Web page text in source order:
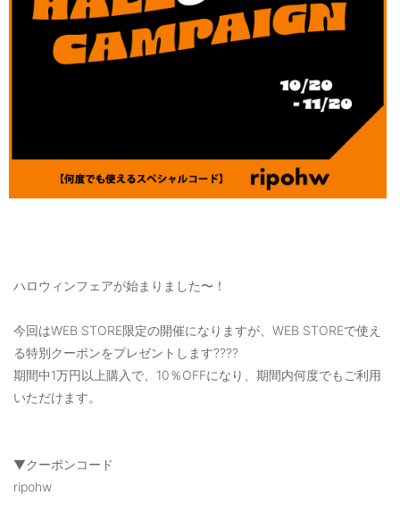
ご利用ガイド
特定商取引法に基づく表記
ハロウィンフェアが始まりました〜！
今回はWEB STORE限定の開催になりますが、WEB STOREで使え
る特別クーポンをプレゼントします????
期間中1万円以上購入で、10％OFFになり、期間内何度でもご利用
いただけます。
▼クーポンコード
ripohw